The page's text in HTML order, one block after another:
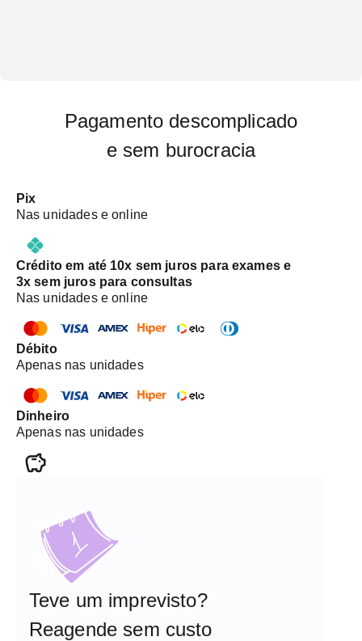
Pagamento descomplicado
e sem burocracia
Pix
Nas unidades e online
Crédito em até 10x sem juros para exames e
3x sem juros para consultas
Nas unidades e online
Débito
Apenas nas unidades
Dinheiro
Apenas nas unidades
Teve um imprevisto?
Reagende sem custo